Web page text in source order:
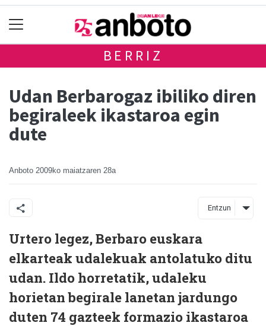
BERRIZ
Udan Berbarogaz ibiliko diren
begiraleek ikastaroa egin
dute
Anboto 2009ko maiatzaren 28a
Entzun
Urtero legez, Berbaro euskara
elkarteak udalekuak antolatuko ditu
udan. Ildo horretatik, udaleku
horietan begirale lanetan jardungo
duten 74 gazteek formazio ikastaroa